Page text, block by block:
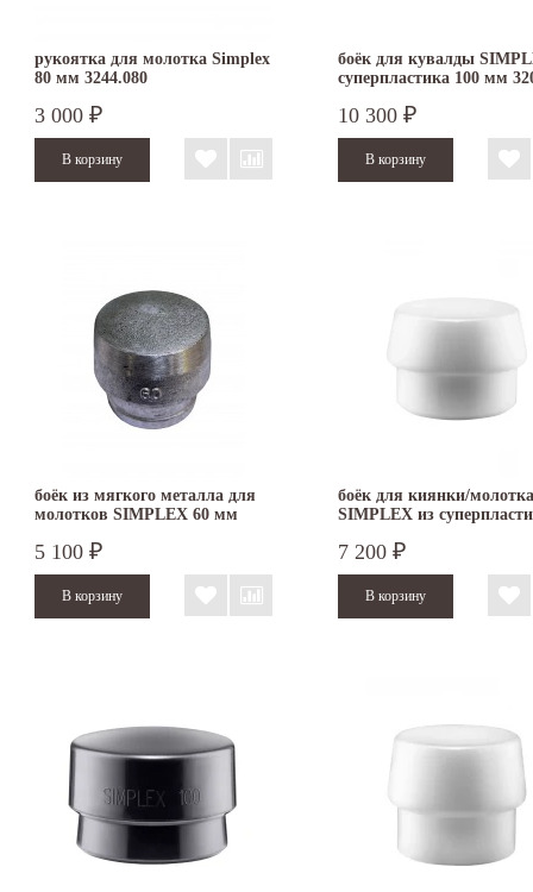
рукоятка для молотка Simplex
80 мм 3244.080
3 000 ₽
боёк для кувалды
суперпластика 100 мм
10 300 ₽
боёк из мягкого металла для
молотков SIMPLEX 60 мм
5 100 ₽
боёк для киянки/молотка
SIMPLEX из
7 200 ₽